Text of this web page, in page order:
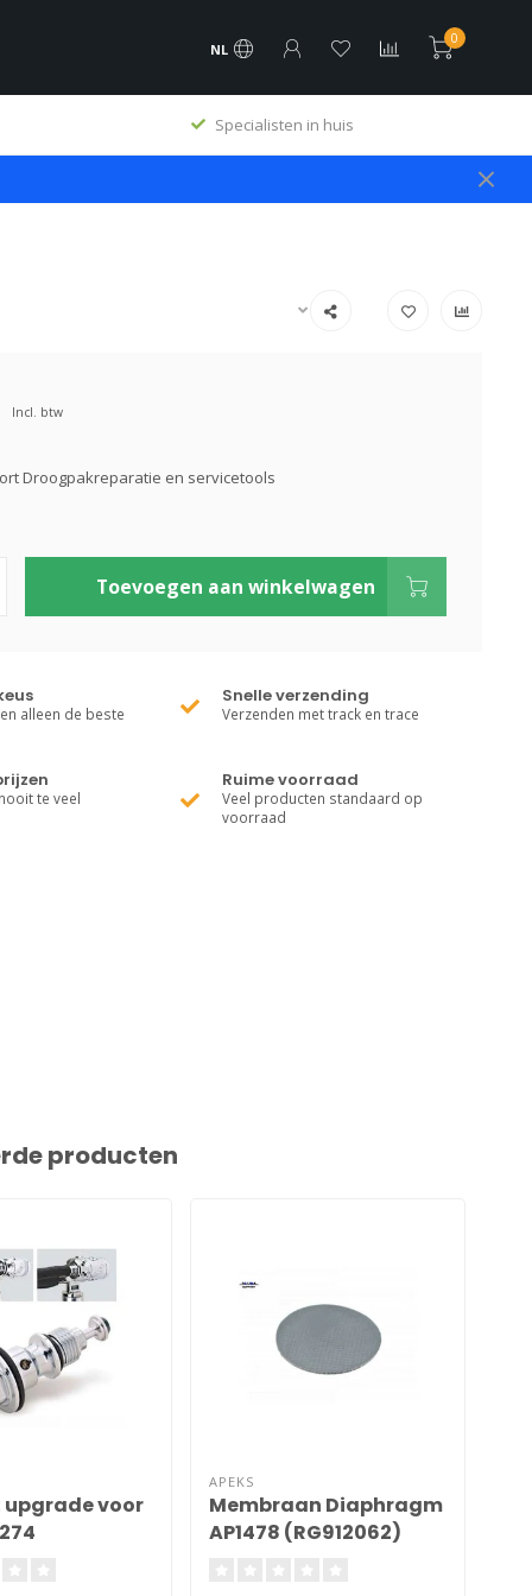
NL
0
Specialisten in huis
Incl. btw
Droogpakreparatie en servicetools
Toevoegen aan winkelwagen
alleen de beste
Snelle verzending
Verzenden met track en trace
te veel
Ruime voorraad
Veel producten standaard op
voorraad
producten
upgrade voor
APEKS
Membraan Diaphragm
AP1478 (RG912062)